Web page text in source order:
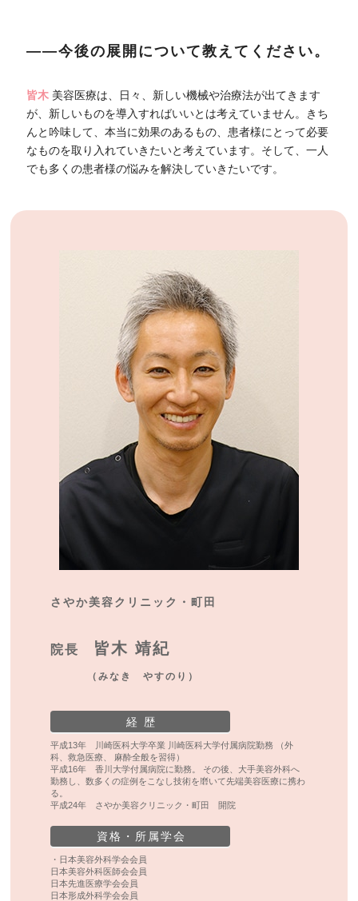
――今後の展開について教えてください。
皆木 美容医療は、日々、新しい機械や治療法が出てきます
が、新しいものを導入すればいいとは考えていません。きち
んと吟味して、本当に効果のあるもの、患者様にとって必要
なものを取り入れていきたいと考えています。そして、一人
でも多くの患者様の悩みを解決していきたいです。
さやか美容クリニック・町田
院長 皆木 靖紀
（みなき やすのり）
経 歴
平成13年 川崎医科大学卒業 川崎医科大学付属病院勤務 （外
科、救急医療、 麻酔全般を習得）
平成16年 香川大学付属病院に勤務。 その後、大手美容外科へ
勤務し、数多くの症例をこなし技術を磨いて先端美容医療に携わ
る。
平成24年 さやか美容クリニック・町田 開院
資格・所属学会
・日本美容外科学会会員
日本美容外科医師会会員
日本先進医療学会会員
日本形成外科学会会員